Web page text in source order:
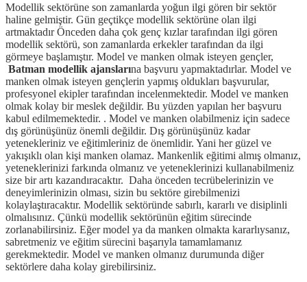
Modellik sektörüne son zamanlarda yoğun ilgi gören bir sektör
haline gelmiştir. Gün geçtikçe modellik sektörüne olan ilgi
artmaktadır Önceden daha çok genç kızlar tarafından ilgi gören
modellik sektörü, son zamanlarda erkekler tarafından da ilgi
görmeye başlamıştır. Model ve manken olmak isteyen gençler,
Batman modellik ajanslarına başvuru yapmaktadırlar. Model ve
manken olmak isteyen gençlerin yapmış oldukları başvurular,
profesyonel ekipler tarafından incelenmektedir. Model ve manken
olmak kolay bir meslek değildir. Bu yüzden yapılan her başvuru
kabul edilmemektedir. . Model ve manken olabilmeniz için sadece
dış görünüşünüz önemli değildir. Dış görünüşünüz kadar
yetenekleriniz ve eğitimleriniz de önemlidir. Yani her güzel ve
yakışıklı olan kişi manken olamaz. Mankenlik eğitimi almış olmanız,
yeteneklerinizi farkında olmanız ve yeteneklerinizi kullanabilmeniz
size bir artı kazandıracaktır. Daha önceden tecrübelerinizin ve
deneyimlerinizin olması, sizin bu sektöre girebilmenizi
kolaylaştıracaktır. Modellik sektöründe sabırlı, kararlı ve disiplinli
olmalısınız. Çünkü modellik sektörünün eğitim sürecinde
zorlanabilirsiniz. Eğer model ya da manken olmakta kararlıysanız,
sabretmeniz ve eğitim sürecini başarıyla tamamlamanız
gerekmektedir. Model ve manken olmanız durumunda diğer
sektörlere daha kolay girebilirsiniz.